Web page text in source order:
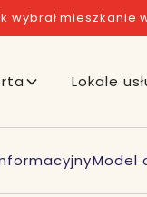
wybrał mieszkanie
Lokale
Model